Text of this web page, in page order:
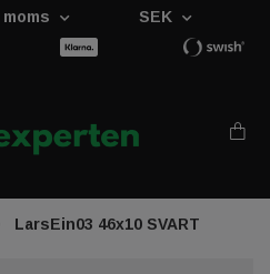
SEK
LarsEin03 46x10 SVART